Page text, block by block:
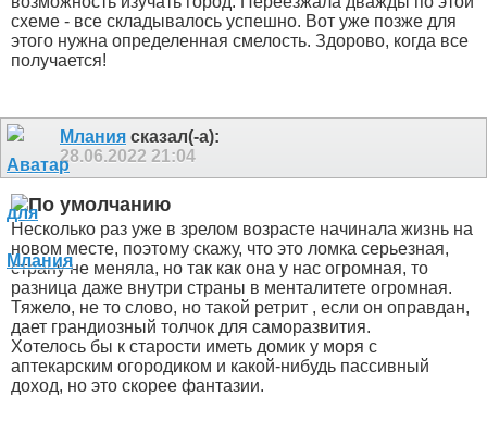
схеме - все складывалось успешно. Вот уже позже для
этого нужна определенная смелость. Здорово, когда все
получается!
Млания сказал(-а):
28.06.2022 21:04
Несколько раз уже в зрелом возрасте начинала жизнь на
новом месте, поэтому скажу, что это ломка серьезная,
страну не меняла, но так как она у нас огромная, то
разница даже внутри страны в менталитете огромная.
Тяжело, не то слово, но такой ретрит , если он оправдан,
дает грандиозный толчок для саморазвития.
Хотелось бы к старости иметь домик у моря с
аптекарским огородиком и какой-нибудь пассивный
доход, но это скорее фантазии.